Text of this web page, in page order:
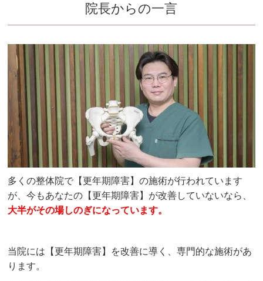
院長からの一言
多くの整体院で【更年期障害】の施術が行われています
が、今もあなたの【更年期障害】が改善していないなら、
大半がその場しのぎになっています。
当院には【更年期障害】を改善に導く、専門的な施術があ
ります。